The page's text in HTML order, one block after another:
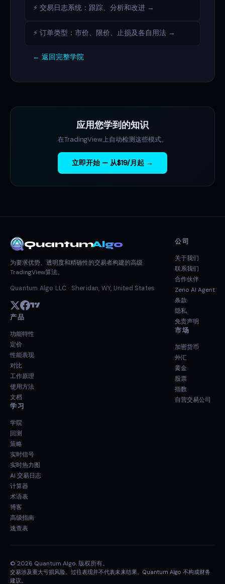
⚡ 交易日志系统：跟踪、分析和改进 →
⚡ 订单类型：市价、限价、止损及各自用法 →
← 返回完整学院
应用您学到的知识
在TradingView上自动检测这些模式。
立即开始 — 从$19/月起 →
QuantumAlgo
为要求优势、透明度和精确性的交易者构建的高级
TradingView算法。
Quantum Algo LLC · Sheridan, WY, United States
产品
功能特性
定价
性能表现
对比
工作原理
使用方法
文档
学习
学院
回测
策略
实时信号
实时热力图
AI 交易日志
计算器
术语表
博客
高级指南
速查表
公司
关于我们
联系我们
合作伙伴
Zeno AI Agent
条款
隐私
免责声明
市场
加密货币
外汇
黄金
股票
指数
自营交易公司
© 2026 Quantum Algo. 版权所有。
交易涉及重大亏损风险。过往表现并不代表未来结果。Quantum Algo 不构成财务
建议。